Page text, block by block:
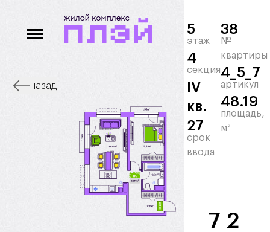
назад
5
этаж
4
секция
IV
кв.
27
срок
ввода
38
№
квартиры
4_5_7
артикул
48.19
площадь,
м²
7 2